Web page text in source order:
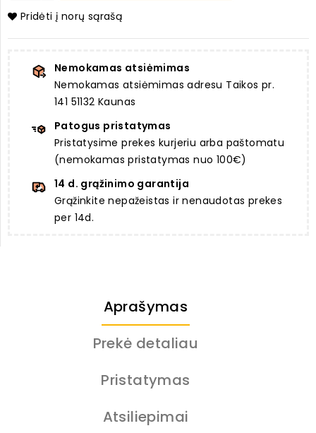
Pridėti į norų sąrašą
Nemokamas atsiėmimas
Nemokamas atsiėmimas adresu Taikos pr.
141 51132 Kaunas
Patogus pristatymas
Pristatysime prekes kurjeriu arba paštomatu
(nemokamas pristatymas nuo 100€)
14 d. grąžinimo garantija
Grąžinkite nepažeistas ir nenaudotas prekes
per 14d.
Aprašymas
Prekė detaliau
Pristatymas
Atsiliepimai